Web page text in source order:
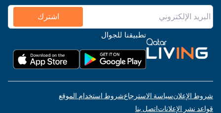
اشترك
تطبيقنا للجوال
شروط الإعلانسياسة الاسترجاعشروط استخدام الموقع
قواعد نشر الإعلاناتاتصل بنا